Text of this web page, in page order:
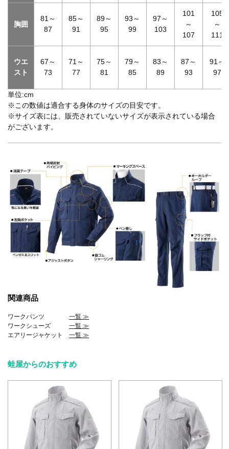
胸囲
81～
87
85～
91
89～
95
93～
99
97～
103
101
～
107
105
～
111
ウエ
スト
67～
73
71～
77
75～
81
79～
85
83～
89
87～
93
91～
97
単位:cm
※この数値は適合する身体のサイズの目安です。
※サイズ表には、販売されていないサイズが表示されている場合
がございます。
関連商品
ワークパンツ 一覧 ≫
ワークシューズ 一覧 ≫
エアリージャケット 一覧 ≫
蛙屋からのおすすめ